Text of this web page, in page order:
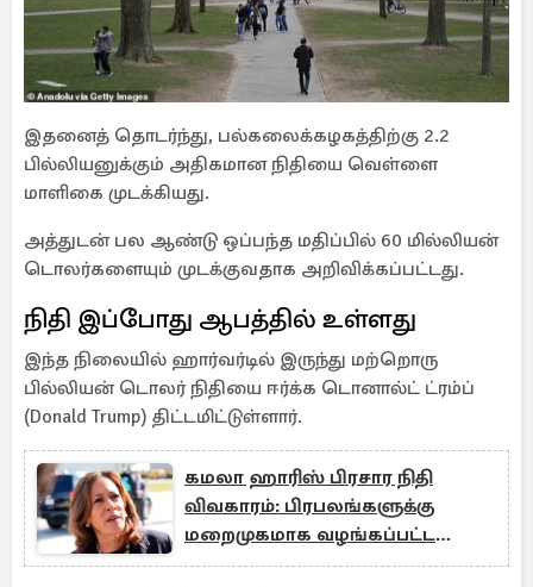
இதனைத் தொடர்ந்து, பல்கலைக்கழகத்திற்கு 2.2
பில்லியனுக்கும் அதிகமான நிதியை வெள்ளை
மாளிகை முடக்கியது.
அத்துடன் பல ஆண்டு ஒப்பந்த மதிப்பில் 60 மில்லியன்
டொலர்களையும் முடக்குவதாக அறிவிக்கப்பட்டது.
நிதி இப்போது ஆபத்தில் உள்ளது
இந்த நிலையில் ஹார்வர்டில் இருந்து மற்றொரு
பில்லியன் டொலர் நிதியை ஈர்க்க டொனால்ட் ட்ரம்ப்
(Donald Trump) திட்டமிட்டுள்ளார்.
கமலா ஹாரிஸ் பிரசார நிதி
விவகாரம்: பிரபலங்களுக்கு
மறைமுகமாக வழங்கப்பட்ட
தொகை